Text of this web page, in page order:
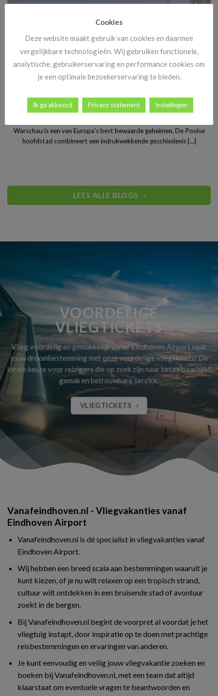
Stedentrip Warschau: ontdek de verrassende charme van
Polen’s bruisende hoofdstad
Warschau is een van Europa’s best bewaarde geheimen. De Poolse
hoofdstad combineert een indrukwekkende geschiedenis [...]
LEES ALLE BLOGS
VOORDELIGE
VLIEGTICKETS
Vlieg voordelig en gemakkelijk vanaf Eindhoven Airport naar
jouw droombestemming met onze voordelige vliegtickets! De
ideale keuze voor reizigers die op zoek zijn naar betaalbaarheid,
gemak en betrouwbare service.
VLIEGTICKETS
Vanafeindhoven.nl - Vliegvakanties vanaf
Eindhoven Airport
Vanafeindhoven.nl is dé specialist in vliegvakanties vanaf
Eindhoven Airport.
Wij hebben een breed scala aan bestemmingen waaruit je
kunt kiezen, of je nu wilt relaxen op een tropisch strand,
cultuur wilt ontdekken in een bruisende stad of avontuur
zoekt in de bergen.
Bij Vanafeindhoven.nl begint de voorpret al voordat je het
vliegtuig instapt, door inspiratie op te doen met prachtige
reisbestemmingen en ervaringen van anderen.
Je kunt eenvoudig en veilig jouw vliegvakantie zoeken en
boeken bij Vanafeindhoven.nl, met een team dat altijd
klaarstaat om eventuele vragen te beantwoorden en
Cookies
Deze website maakt gebruik van cookies en daarmee
vergelijkbare technologieën. Wij gebruiken functionele,
analytische, gebruikerservaring en performance cookies om
je een optimale bezoekerservaring te bieden.
Ik ga akkoord Privacy statement Instellingen